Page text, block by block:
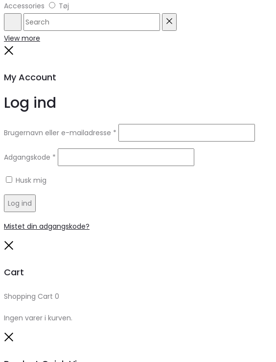
Accessories
Tøj
Search
View more
My Account
Log ind
Brugernavn eller e-mailadresse *
Adgangskode *
Husk mig
Log ind
Mistet din adgangskode?
Cart
Shopping Cart 0
Ingen varer i kurven.